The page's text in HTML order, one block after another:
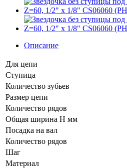
Описание
Для цепи
Ступица
Количество зубьев
Размер цепи
Количество рядов
Общая ширина H мм
Посадка на вал
Количество рядов
Шаг
Материал